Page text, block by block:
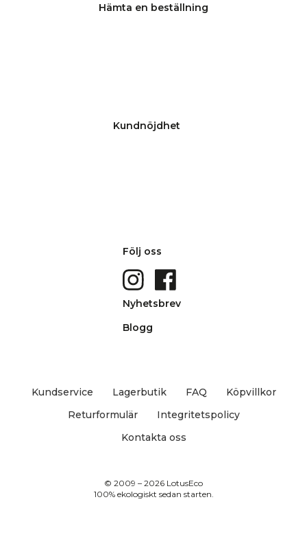
Hämta en beställning
Kundnöjdhet
Följ oss
Nyhetsbrev
Blogg
Kundservice Lagerbutik FAQ
Köpvillkor
Returformulär
Integritetspolicy
Kontakta oss
© 2009 – 2026 LotusEco
100% ekologiskt sedan starten.